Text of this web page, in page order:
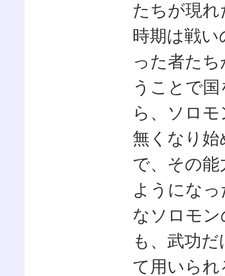
たちが現
時期は戦
った者た
うことで
ら、ソロ
無くなり
で、その
ようにな
なソロモ
も、武功
て用いら